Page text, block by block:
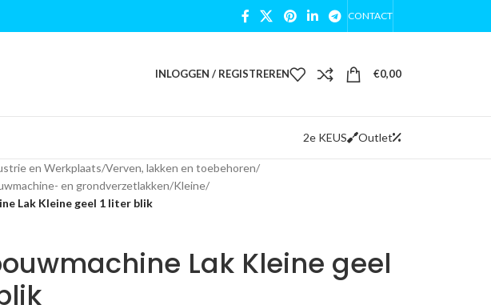
CONTACT
INLOGGEN / REGISTREREN €0,00
2e KEUS Outlet
en Werkplaats/Verven, lakken en toebehoren/
en grondverzetlakken/Kleine/
Lak Kleine geel 1 liter blik
Lak Kleine geel